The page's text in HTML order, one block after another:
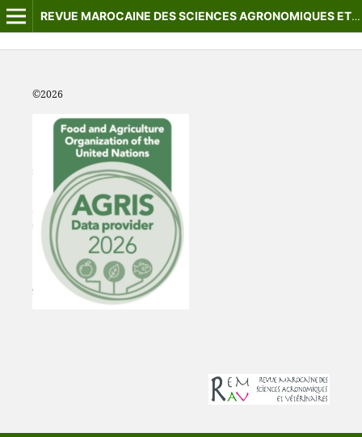
REVUE MAROCAINE DES SCIENCES AGRONOMIQUES ET VÉTÉRINAIRES
©2026